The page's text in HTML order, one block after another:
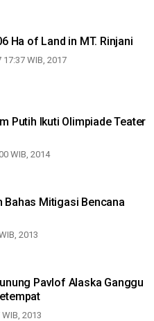
Ha of Land in MT. Rinjani
WIB, 2017
Putih Ikuti Olimpiade Teater
WIB, 2014
Bahas Mitigasi Bencana
2013
Pavlof Alaska Ganggu
2013